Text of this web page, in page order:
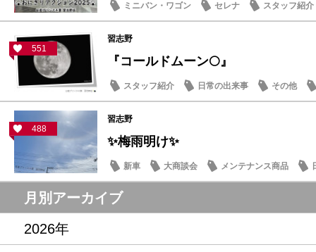
ミニバン・ワゴン セレナ スタッフ紹介
551
習志野
『コールドムーン🌕』
スタッフ紹介 日常の出来事 その他
488
習志野
✨梅雨明け✨
新車 大商談会 メンテナンス商品
月別アーカイブ
2026年